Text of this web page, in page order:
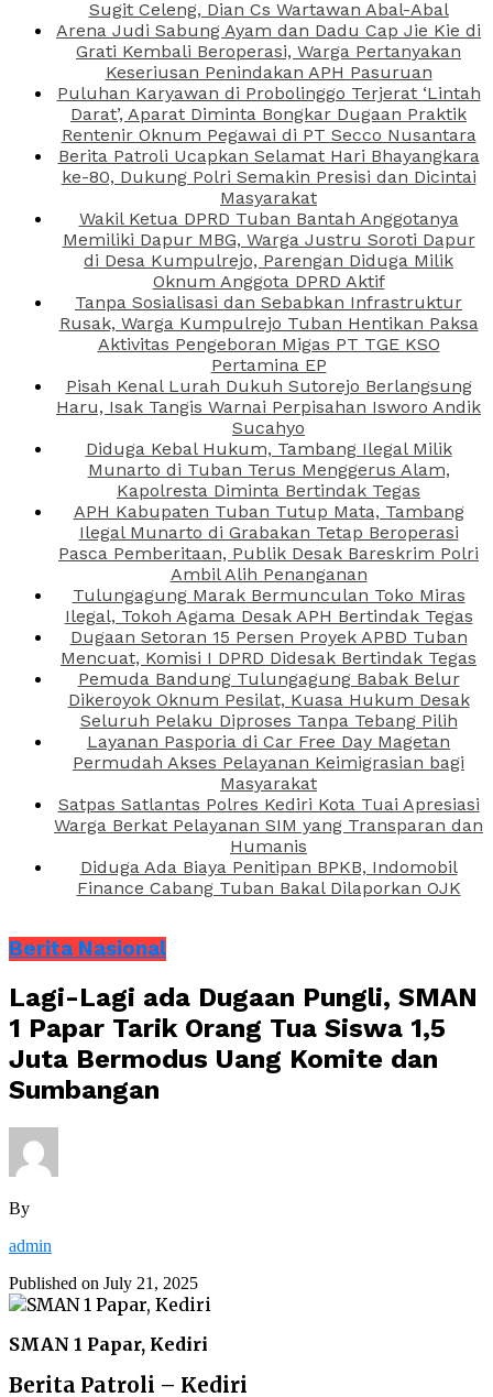
Sugit Celeng, Dian Cs Wartawan Abal-Abal
Arena Judi Sabung Ayam dan Dadu Cap Jie Kie di
Grati Kembali Beroperasi, Warga Pertanyakan
Keseriusan Penindakan APH Pasuruan
Puluhan Karyawan di Probolinggo Terjerat ‘Lintah
Darat’, Aparat Diminta Bongkar Dugaan Praktik
Rentenir Oknum Pegawai di PT Secco Nusantara
Berita Patroli Ucapkan Selamat Hari Bhayangkara
ke-80, Dukung Polri Semakin Presisi dan Dicintai
Masyarakat
Wakil Ketua DPRD Tuban Bantah Anggotanya
Memiliki Dapur MBG, Warga Justru Soroti Dapur
di Desa Kumpulrejo, Parengan Diduga Milik
Oknum Anggota DPRD Aktif
Tanpa Sosialisasi dan Sebabkan Infrastruktur
Rusak, Warga Kumpulrejo Tuban Hentikan Paksa
Aktivitas Pengeboran Migas PT TGE KSO
Pertamina EP
Pisah Kenal Lurah Dukuh Sutorejo Berlangsung
Haru, Isak Tangis Warnai Perpisahan Isworo Andik
Sucahyo
Diduga Kebal Hukum, Tambang Ilegal Milik
Munarto di Tuban Terus Menggerus Alam,
Kapolresta Diminta Bertindak Tegas
APH Kabupaten Tuban Tutup Mata, Tambang
Ilegal Munarto di Grabakan Tetap Beroperasi
Pasca Pemberitaan, Publik Desak Bareskrim Polri
Ambil Alih Penanganan
Tulungagung Marak Bermunculan Toko Miras
Ilegal, Tokoh Agama Desak APH Bertindak Tegas
Dugaan Setoran 15 Persen Proyek APBD Tuban
Mencuat, Komisi I DPRD Didesak Bertindak Tegas
Pemuda Bandung Tulungagung Babak Belur
Dikeroyok Oknum Pesilat, Kuasa Hukum Desak
Seluruh Pelaku Diproses Tanpa Tebang Pilih
Layanan Pasporia di Car Free Day Magetan
Permudah Akses Pelayanan Keimigrasian bagi
Masyarakat
Satpas Satlantas Polres Kediri Kota Tuai Apresiasi
Warga Berkat Pelayanan SIM yang Transparan dan
Humanis
Diduga Ada Biaya Penitipan BPKB, Indomobil
Finance Cabang Tuban Bakal Dilaporkan OJK
Berita Nasional
Lagi-Lagi ada Dugaan Pungli, SMAN
1 Papar Tarik Orang Tua Siswa 1,5
Juta Bermodus Uang Komite dan
Sumbangan
By
admin
Published on July 21, 2025
SMAN 1 Papar, Kediri
Berita Patroli – Kediri